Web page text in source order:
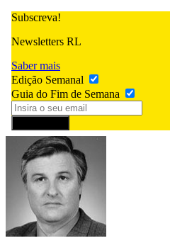
Subscreva!
Newsletters RL
Saber mais
Edição Semanal
Guia do Fim de Semana